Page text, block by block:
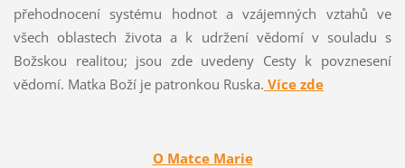
přehodnocení systému hodnot a vzájemných vztahů ve
všech oblastech života a k udržení vědomí v souladu s
Božskou realitou; jsou zde uvedeny Cesty k povznesení
vědomí. Matka Boží je patronkou Ruska. Více zde
O Matce Marie